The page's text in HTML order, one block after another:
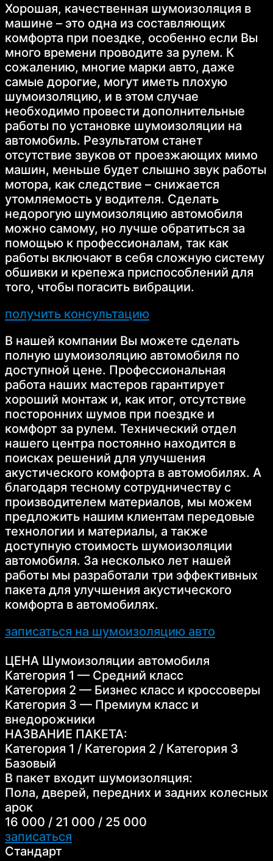
Хорошая, качественная шумоизоляция в
машине – это одна из составляющих
комфорта при поездке, особенно если Вы
много времени проводите за рулем. К
сожалению, многие марки авто, даже
самые дорогие, могут иметь плохую
шумоизоляцию, и в этом случае
необходимо провести дополнительные
работы по установке шумоизоляции на
автомобиль. Результатом станет
отсутствие звуков от проезжающих мимо
машин, меньше будет слышно звук работы
мотора, как следствие – снижается
утомляемость у водителя. Сделать
недорогую шумоизоляцию автомобиля
можно самому, но лучше обратиться за
помощью к профессионалам, так как
работы включают в себя сложную систему
обшивки и крепежа приспособлений для
того, чтобы погасить вибрации.
получить консультацию
В нашей компании Вы можете сделать
полную шумоизоляцию автомобиля по
доступной цене. Профессиональная
работа наших мастеров гарантирует
хороший монтаж и, как итог, отсутствие
посторонних шумов при поездке и
комфорт за рулем. Технический отдел
нашего центра постоянно находится в
поисках решений для улучшения
акустического комфорта в автомобилях. А
благодаря тесному сотрудничеству с
производителем материалов, мы можем
предложить нашим клиентам передовые
технологии и материалы, а также
доступную стоимость шумоизоляции
автомобиля. За несколько лет нашей
работы мы разработали три эффективных
пакета для улучшения акустического
комфорта в автомобилях.
записаться на шумоизоляцию авто
ЦЕНА Шумоизоляции автомобиля
Категория 1 — Средний класс
Категория 2 — Бизнес класс и кроссоверы
Категория 3 — Премиум класс и
внедорожники
НАЗВАНИЕ ПАКЕТА:
Категория 1 / Категория 2 / Категория 3
Базовый
В пакет входит шумоизоляция:
Пола, дверей, передних и задних колесных
арок
16 000 / 21 000 / 25 000
записаться
Стандарт